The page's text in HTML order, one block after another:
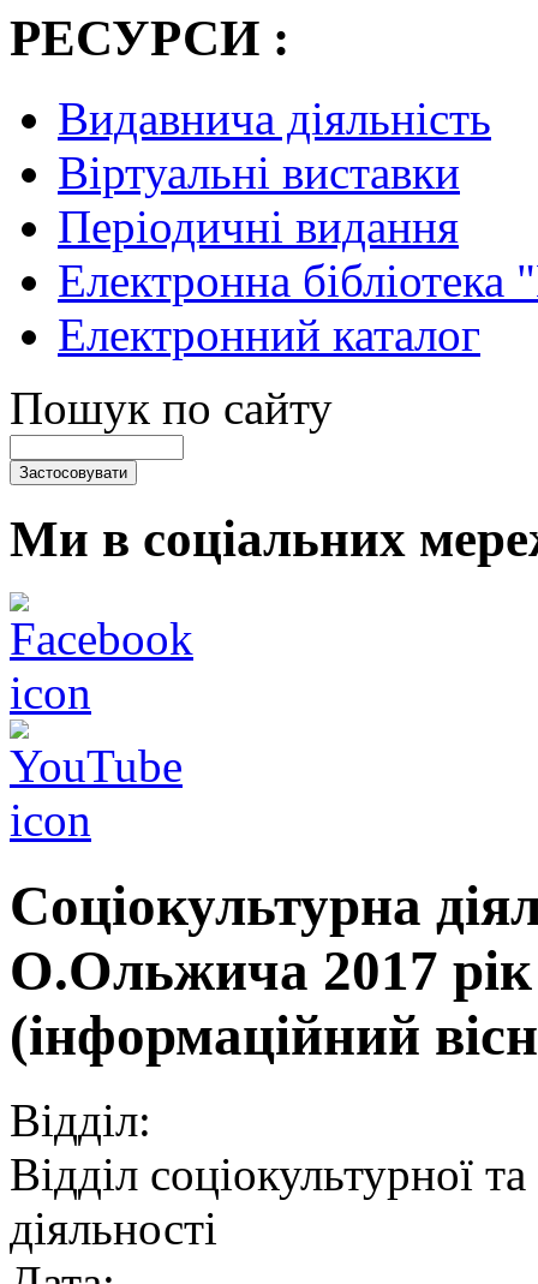
РЕСУРСИ :
Видавнича діяльність
Віртуальні виставки
Періодичні видання
Електронна
Електронний каталог
Пошук по сайту
Ми в соціальних
Соціокультурна
О.Ольжича 2017 рік
(інформаційний
Відділ:
Відділ соціокультурної
діяльності